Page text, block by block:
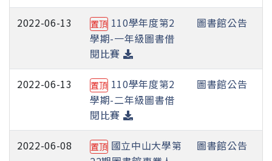
2022-06-13 置頂 110學年度第2
學期-一年級圖書借
閱比賽
圖書館公告
2022-06-13 置頂 110學年度第2
學期-二年級圖書借
閱比賽
圖書館公告
2022-06-08 置頂 國立中山大學第
圖書館公告